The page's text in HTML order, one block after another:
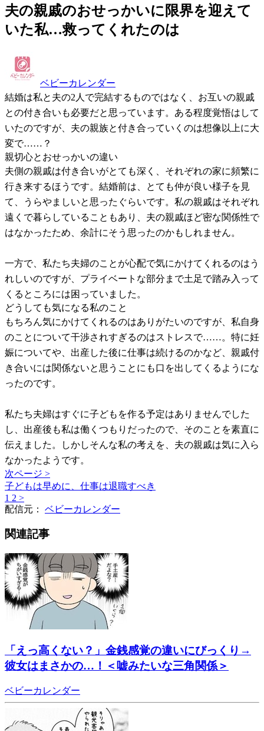
夫の親戚のおせっかいに限界を迎えて
いた私…救ってくれたのは
ベビーカレンダー
結婚は私と夫の2人で完結するものではなく、お互いの親戚
との付き合いも必要だと思っています。ある程度覚悟はして
いたのですが、夫の親族と付き合っていくのは想像以上に大
変で……？
親切心とおせっかいの違い
夫側の親戚は付き合いがとても深く、それぞれの家に頻繁に
行き来するほうです。結婚前は、とても仲が良い様子を見
て、うらやましいと思ったぐらいです。私の親戚はそれぞれ
遠くで暮らしていることもあり、夫の親戚ほど密な関係性で
はなかったため、余計にそう思ったのかもしれません。
一方で、私たち夫婦のことが心配で気にかけてくれるのはう
れしいのですが、プライベートな部分まで土足で踏み入って
くるところには困っていました。
どうしても気になる私のこと
もちろん気にかけてくれるのはありがたいのですが、私自身
のことについて干渉されすぎるのはストレスで……。特に妊
娠についてや、出産した後に仕事は続けるのかなど、親戚付
き合いには関係ないと思うことにも口を出してくるようにな
ったのです。
私たち夫婦はすぐに子どもを作る予定はありませんでした
し、出産後も私は働くつもりだったので、そのことを素直に
伝えました。しかしそんな私の考えを、夫の親戚は気に入ら
なかったようです。
次ページ >
子どもは早めに、仕事は退職すべき
1 2 >
配信元： ベビーカレンダー
関連記事
「えっ高くない？」金銭感覚の違いにびっくり→
彼女はまさかの…！＜嘘みたいな三角関係＞
ベビーカレンダー